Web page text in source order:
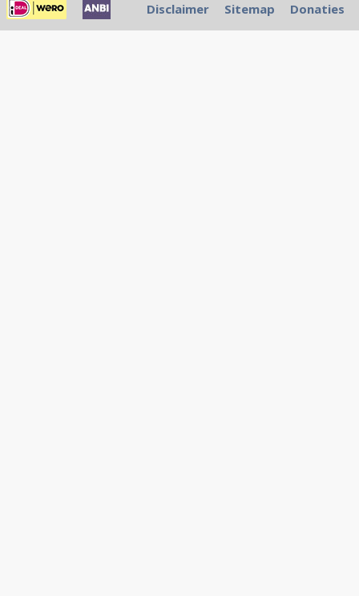
Disclaimer Sitemap Donaties